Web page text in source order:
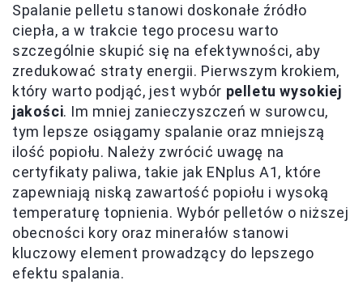
Spalanie pelletu stanowi doskonałe źródło
ciepła, a w trakcie tego procesu warto
szczególnie skupić się na efektywności, aby
zredukować straty energii. Pierwszym krokiem,
który warto podjąć, jest wybór pelletu wysokiej
jakości. Im mniej zanieczyszczeń w surowcu,
tym lepsze osiągamy spalanie oraz mniejszą
ilość popiołu. Należy zwrócić uwagę na
certyfikaty paliwa, takie jak ENplus A1, które
zapewniają niską zawartość popiołu i wysoką
temperaturę topnienia. Wybór pelletów o niższej
obecności kory oraz minerałów stanowi
kluczowy element prowadzący do lepszego
efektu spalania.